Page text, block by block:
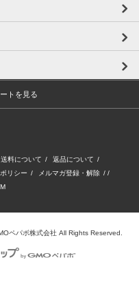
トを見る
料について / 返品について /
リシー / メルマガ登録・解除 / /
ペパボ株式会社 All Rights Reserved.